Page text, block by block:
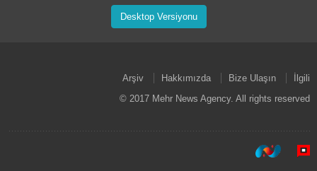
Desktop Versiyonu
Arşiv Hakkımızda Bize Ulaşın
İlgili
© 2017 Mehr News Agency. All rights reserved